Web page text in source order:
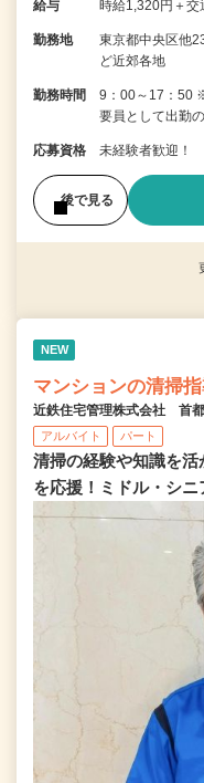
給与 時給1,320円＋交
勤務地
東京都中央区他
ど近郊各地
勤務時間
9：00～17：50
要員として出勤
応募資格 未経験者歓迎！
後で見る
NEW
マンションの清掃
近鉄住宅管理株式会社 首
アルバイト パート
清掃の経験や知識を
を応援！ミドル・シニ